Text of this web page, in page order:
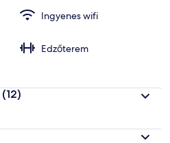
Ingyenes wifi
Edzőterem
(12)